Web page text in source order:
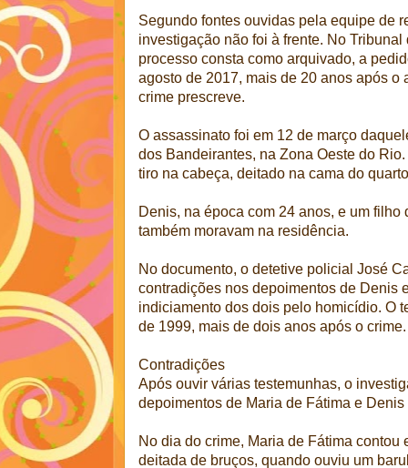
Segundo fontes ouvidas pela equipe de
investigação não foi à frente. No
processo consta como arquivado, a
agosto de 2017, mais de 20 anos após o
crime prescreve.
O assassinato foi em 12 de março
dos Bandeirantes, na Zona Oeste do
tiro na cabeça, deitado na cama do
Denis, na época com 24 anos, e um
também moravam na residência.
No documento, o detetive policial José
contradições nos depoimentos de Denis
indiciamento dos dois pelo homicídio. O
de 1999, mais de dois anos após o crime.
Contradições
Após ouvir várias testemunhas, o
depoimentos de Maria de Fátima e
No dia do crime, Maria de Fátima contou
deitada de bruços, quando ouviu um